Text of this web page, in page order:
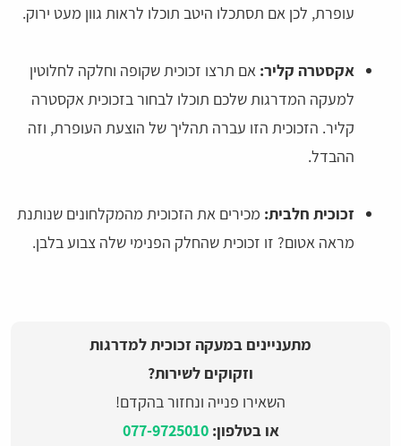
עופרת, לכן אם תסתכלו היטב תוכלו לראות גוון מעט ירוק.
אקסטרה קליר: אם תרצו זכוכית שקופה וחלקה לחלוטין
למעקה המדרגות שלכם תוכלו לבחור בזכוכית אקסטרה
קליר. הזכוכית הזו עברה תהליך של הוצעת העופרת, וזה
ההבדל.
זכוכית חלבית: מכירים את הזכוכית מהמקלחונים שנותנת
מראה אטום? זו זכוכית שהחלק הפנימי שלה צבוע בלבן.
מתעניינים במעקה זכוכית למדרגות
וזקוקים לשירות?
השאירו פנייה ונחזור בהקדם!
או בטלפון:077-9725010